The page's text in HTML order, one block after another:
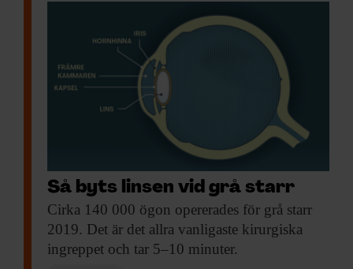
Så byts linsen vid grå starr
Cirka 140 000 ögon opererades för grå starr
2019. Det är det allra vanligaste kirurgiska
ingreppet och tar 5–10 minuter.